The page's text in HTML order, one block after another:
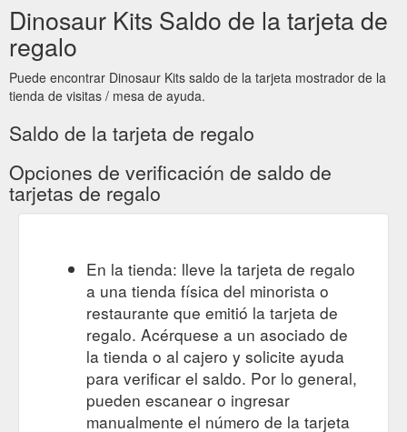
Dinosaur Kits Saldo de la tarjeta de
regalo
Puede encontrar Dinosaur Kits saldo de la tarjeta mostrador de la
tienda de visitas / mesa de ayuda.
Saldo de la tarjeta de regalo
Opciones de verificación de saldo de
tarjetas de regalo
En la tienda: lleve la tarjeta de regalo
a una tienda física del minorista o
restaurante que emitió la tarjeta de
regalo. Acérquese a un asociado de
la tienda o al cajero y solicite ayuda
para verificar el saldo. Por lo general,
pueden escanear o ingresar
manualmente el número de la tarjeta